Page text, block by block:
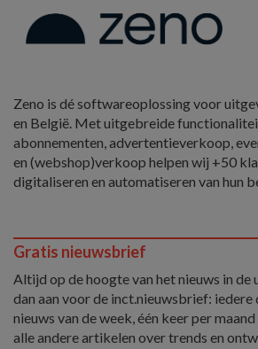
Zeno is dé softwareoplossing voor
en België. Met uitgebreide
abonnementen, advertentieverkoop,
en (webshop)verkoop helpen wij +50
digitaliseren en automatiseren van hun
Gratis nieuwsbrief
Altijd op de hoogte van het nieuws in
dan aan voor de inct.nieuwsbrief: iedere
nieuws van de week, één keer per
alle andere artikelen over trends en